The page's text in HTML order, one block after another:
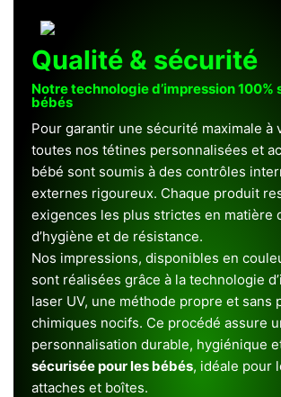
Qualité & sécurité
Notre technologie d’impression 100%
bébés
Pour garantir une sécurité maximale à
toutes nos tétines personnalisées et
bébé sont soumis à des contrôles
externes rigoureux. Chaque produit
exigences les plus strictes en matière
d’hygiène et de résistance.
Nos impressions, disponibles en
sont réalisées grâce à la technologie
laser UV, une méthode propre et sans
chimiques nocifs. Ce procédé assure
personnalisation durable, hygiénique
sécurisée pour les bébés, idéale pour
attaches et boîtes.